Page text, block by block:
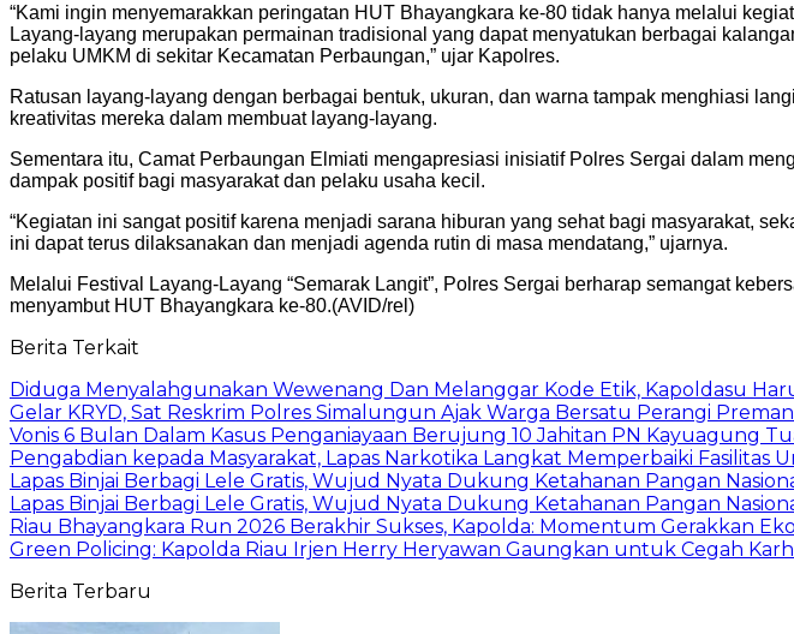
“Kami ingin menyemarakkan peringatan HUT Bhayangkara ke-80 tidak hanya melalui
Layang-layang merupakan permainan tradisional yang dapat menyatukan berbagai
pelaku UMKM di sekitar Kecamatan Perbaungan,” ujar Kapolres.
Ratusan layang-layang dengan berbagai bentuk, ukuran, dan warna tampak menghiasi
kreativitas mereka dalam membuat layang-layang.
Sementara itu, Camat Perbaungan Elmiati mengapresiasi inisiatif Polres Sergai dalam
dampak positif bagi masyarakat dan pelaku usaha kecil.
“Kegiatan ini sangat positif karena menjadi sarana hiburan yang sehat bagi masyarakat,
ini dapat terus dilaksanakan dan menjadi agenda rutin di masa mendatang,” ujarnya.
Melalui Festival Layang-Layang “Semarak Langit”, Polres Sergai berharap semangat
menyambut HUT Bhayangkara ke-80.(AVID/rel)
Berita Terkait
Diduga Menyalahgunakan Wewenang Dan Melanggar Kode Etik, Kapoldasu
Gelar KRYD, Sat Reskrim Polres Simalungun Ajak Warga Bersatu Perangi
Vonis 6 Bulan Dalam Kasus Penganiayaan Berujung 10 Jahitan PN Kayuagung
Pengabdian kepada Masyarakat, Lapas Narkotika Langkat Memperbaiki Fasilitas
Lapas Binjai Berbagi Lele Gratis, Wujud Nyata Dukung Ketahanan Pangan
Lapas Binjai Berbagi Lele Gratis, Wujud Nyata Dukung Ketahanan Pangan
Riau Bhayangkara Run 2026 Berakhir Sukses, Kapolda: Momentum Gerakkan
Green Policing: Kapolda Riau Irjen Herry Heryawan Gaungkan untuk Cegah
Berita Terbaru